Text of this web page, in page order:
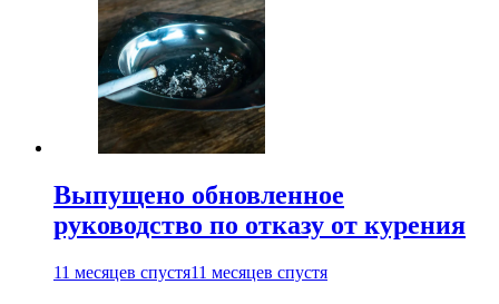
Выпущено обновленное
руководство по отказу от курения
11 месяцев спустя11 месяцев спустя